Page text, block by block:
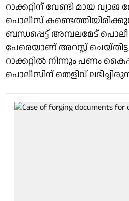
റാക്കറ്റിന് വേണ്ടി മായ
പൊലീസ്
ബന്ധപ്പെട്ട് അമ്പലമേട്
പേരെയാണ് അറസ്റ്റ്
റാക്കറ്റിൽ നിന്നും പണം
പൊലീസിന് തെളിവ്